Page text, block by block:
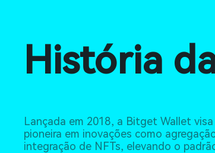
História
Lançada em 2018, a Bitget Wallet
pioneira em inovações como
integração de NFTs, elevando o